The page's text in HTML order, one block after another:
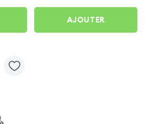
AJOUTER